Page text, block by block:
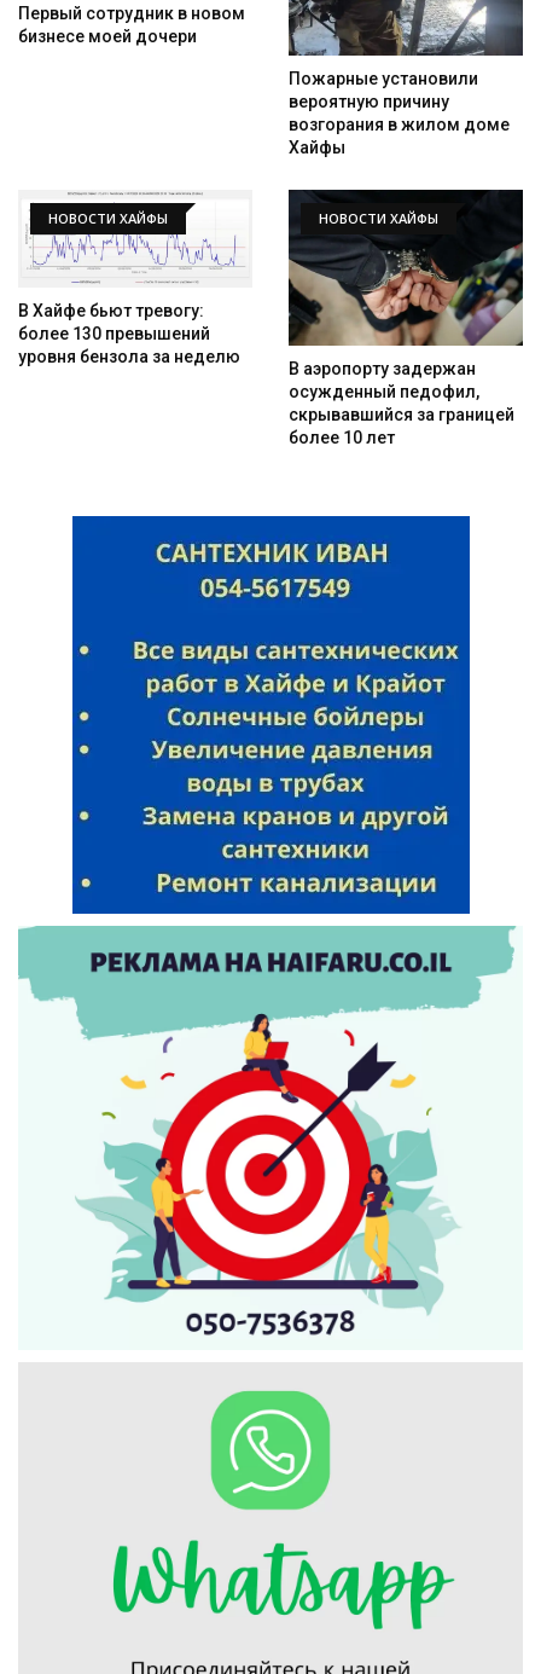
Искать
Первый сотрудник в новом
бизнесе моей дочери
Пожарные установили
вероятную причину
возгорания в жилом доме
Хайфы
НОВОСТИ ХАЙФЫ
В Хайфе бьют тревогу:
более 130 превышений
уровня бензола за неделю
НОВОСТИ ХАЙФЫ
В аэропорту задержан
осужденный педофил,
скрывавшийся за границей
более 10 лет